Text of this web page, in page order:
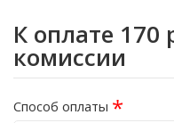
К оплате 170
комиссии
Способ оплаты *